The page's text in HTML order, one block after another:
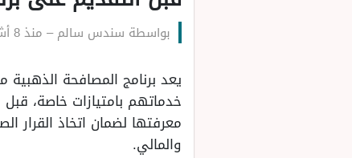
بواسطة سندس سالم– منذ 8 أشهر
يعد برنامج المصافحة
خدماتهم بامتيازات خاصة،
معرفتها لضمان اتخاذ القرار
والمالي.